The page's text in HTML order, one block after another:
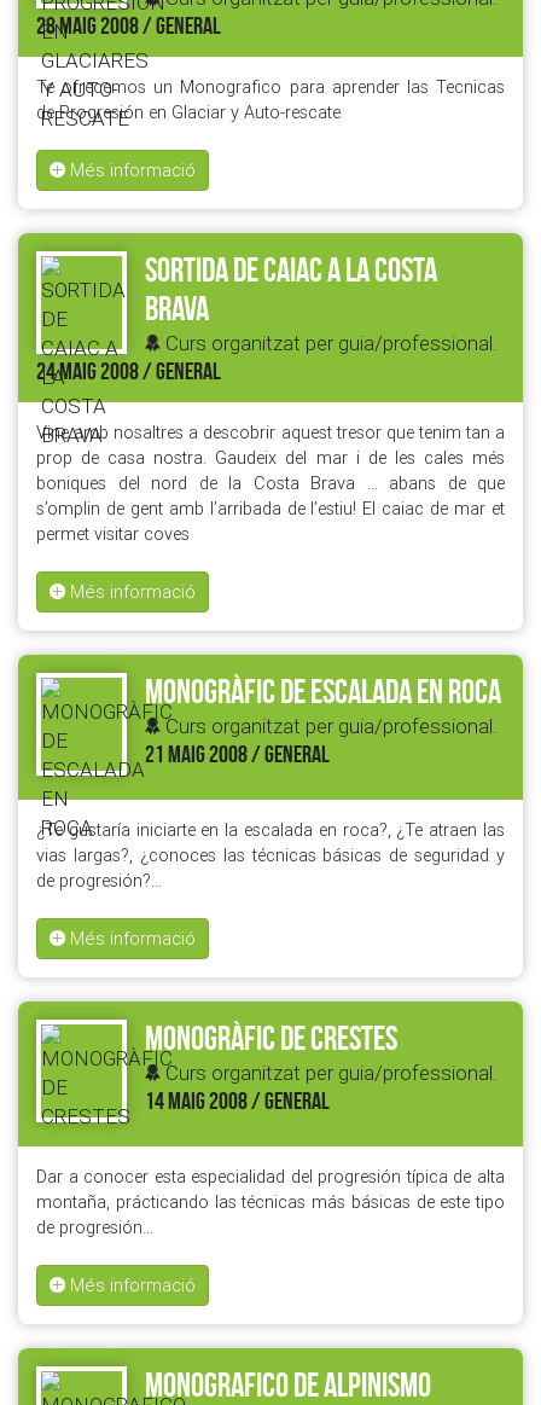
28 MAIG 2008 / GENERAL
Te ofrecemos un Monografico para aprender las Tecnicas
de Progresión en Glaciar y Auto-rescate
Més informació
SORTIDA DE CAIAC A LA COSTA
BRAVA
Curs organitzat per guia/professional.
24 MAIG 2008 / GENERAL
Vine amb nosaltres a descobrir aquest tresor que tenim tan a
prop de casa nostra. Gaudeix del mar i de les cales més
boniques del nord de la Costa Brava … abans de que
s’omplin de gent amb l’arribada de l’estiu! El caiac de mar et
permet visitar coves
Més informació
MONOGRÀFIC DE ESCALADA EN ROCA
Curs organitzat per guia/professional.
21 MAIG 2008 / GENERAL
¿Te gustaría iniciarte en la escalada en roca?, ¿Te atraen las
vias largas?, ¿conoces las técnicas básicas de seguridad y
de progresión?…
Més informació
MONOGRÀFIC DE CRESTES
Curs organitzat per guia/professional.
14 MAIG 2008 / GENERAL
Dar a conocer esta especialidad del progresión típica de alta
montaña, prácticando las técnicas más básicas de este tipo
de progresión…
Més informació
MONOGRAFICO DE ALPINISMO